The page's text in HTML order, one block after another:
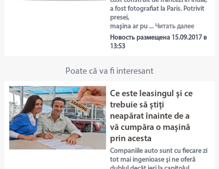
a fost fotografiat la Paris. Potrivit
presei,
maşina ar pu ... Читать далее
Новость размещена 15.09.2017 в
13:53
Poate că va fi interesant
Ce este leasingul şi ce
trebuie să ştiţi
neapărat înainte de a
vă cumpăra o maşină
prin acesta
Companiile auto sunt cu fiecare zi
tot mai ingenioase și ne oferă